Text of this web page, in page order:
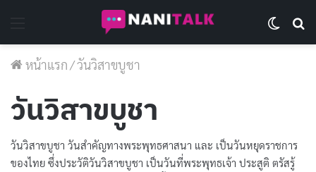
หน้าแรก/วันวิสาขบูชา
วันวิสาขบูชา
วันวิสาขบูชา วันสำคัญทางพระพุทธศาสนา และ เป็นวันหยุดราชการ
ของไทย ซึ่งประวัติวันวิสาขบูชา เป็นวันที่พระพุทธเจ้า ประสูติ ตรัสรู้